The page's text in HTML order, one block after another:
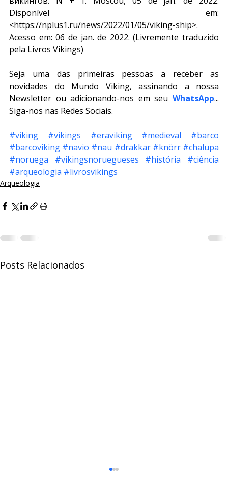
Disponível em:
<https://nplus1.ru/news/2022/01/05/viking-ship>.
Acesso em: 06 de jan. de 2022. (Livremente traduzido
pela Livros Vikings)
Seja uma das primeiras pessoas a receber as
novidades do Mundo Viking, assinando a nossa
Newsletter ou adicionando-nos em seu WhatsApp...
Siga-nos nas Redes Sociais.
#viking #vikings #eraviking #medieval
#barco
#barcoviking #navio #nau #drakkar #knörr #chalupa
#noruega
#vikingsnoruegueses #história
#ciência
#arqueologia #livrosvikings
Arqueologia
Posts Relacionados